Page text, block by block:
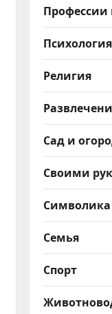
Профессии
Религия
Сад и
Своими
Семья
Спорт